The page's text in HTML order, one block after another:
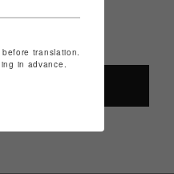
translation.
in advance.